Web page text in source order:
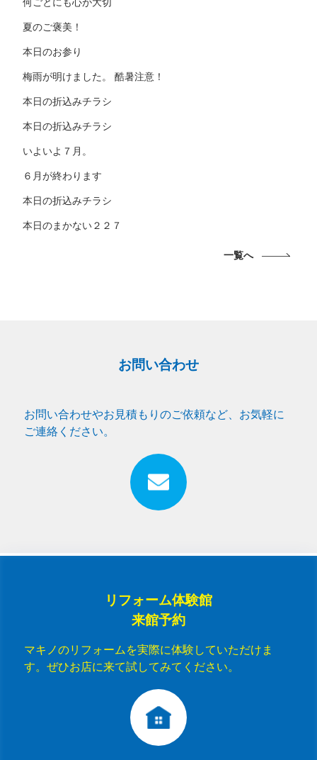
夏のご褒美！
本日のお参り
梅雨が明けました。 酷暑注意！
本日の折込みチラシ
本日の折込みチラシ
いよいよ７月。
６月が終わります
本日の折込みチラシ
本日のまかない２２７
一覧へ
お問い合わせ
お問い合わせやお見積もりのご依頼など、お気軽に
ご連絡ください。
リフォーム体験館
来館予約
マキノのリフォームを実際に体験していただけま
す。ぜひお店に来て試してみてください。